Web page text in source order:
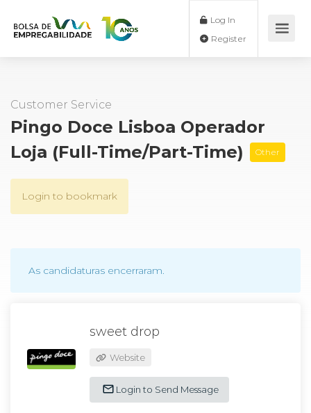
Log In
Customer Service
Pingo Doce Lisboa Operador
Loja (Full-Time/Part-Time)
Other
Login to bookmark
As candidaturas encerraram.
sweet drop
Website
Login to Send Message